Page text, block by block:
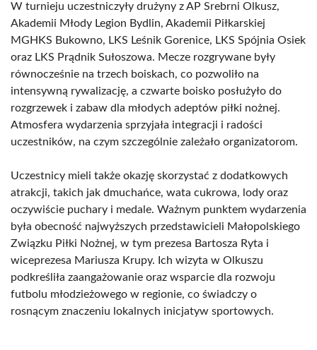
W turnieju uczestniczyły drużyny z AP Srebrni Olkusz,
Akademii Młody Legion Bydlin, Akademii Piłkarskiej
MGHKS Bukowno, LKS Leśnik Gorenice, LKS Spójnia Osiek
oraz LKS Prądnik Sułoszowa. Mecze rozgrywane były
równocześnie na trzech boiskach, co pozwoliło na
intensywną rywalizację, a czwarte boisko posłużyło do
rozgrzewek i zabaw dla młodych adeptów piłki nożnej.
Atmosfera wydarzenia sprzyjała integracji i radości
uczestników, na czym szczególnie zależało organizatorom.
Uczestnicy mieli także okazję skorzystać z dodatkowych
atrakcji, takich jak dmuchańce, wata cukrowa, lody oraz
oczywiście puchary i medale. Ważnym punktem wydarzenia
była obecność najwyższych przedstawicieli Małopolskiego
Związku Piłki Nożnej, w tym prezesa Bartosza Ryta i
wiceprezesa Mariusza Krupy. Ich wizyta w Olkuszu
podkreśliła zaangażowanie oraz wsparcie dla rozwoju
futbolu młodzieżowego w regionie, co świadczy o
rosnącym znaczeniu lokalnych inicjatyw sportowych.